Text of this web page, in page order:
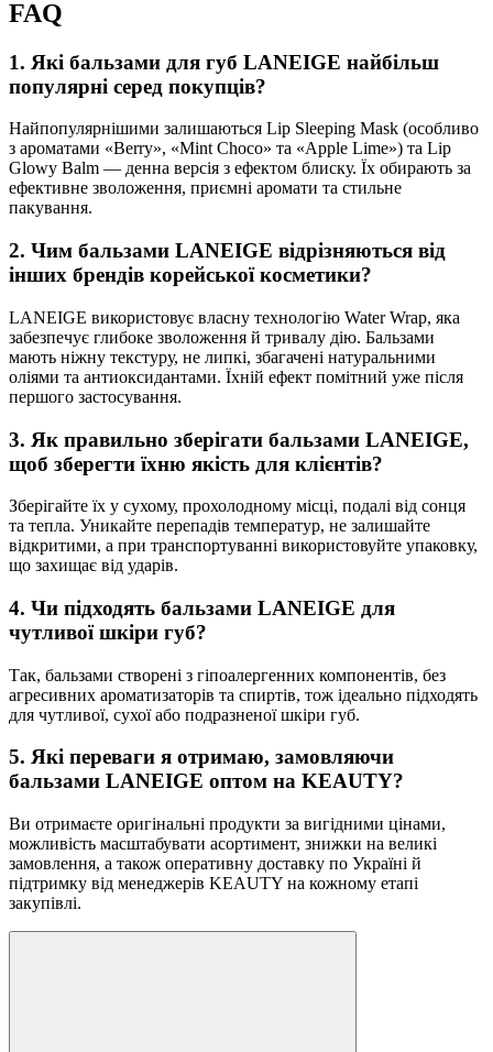
FAQ
1. Які бальзами для губ LANEIGE найбільш
популярні серед покупців?
Найпопулярнішими залишаються Lip Sleeping Mask (особливо
з ароматами «Berry», «Mint Choco» та «Apple Lime») та Lip
Glowy Balm — денна версія з ефектом блиску. Їх обирають за
ефективне зволоження, приємні аромати та стильне
пакування.
2. Чим бальзами LANEIGE відрізняються від
інших брендів корейської косметики?
LANEIGE використовує власну технологію Water Wrap, яка
забезпечує глибоке зволоження й тривалу дію. Бальзами
мають ніжну текстуру, не липкі, збагачені натуральними
оліями та антиоксидантами. Їхній ефект помітний уже після
першого застосування.
3. Як правильно зберігати бальзами LANEIGE,
щоб зберегти їхню якість для клієнтів?
Зберігайте їх у сухому, прохолодному місці, подалі від сонця
та тепла. Уникайте перепадів температур, не залишайте
відкритими, а при транспортуванні використовуйте упаковку,
що захищає від ударів.
4. Чи підходять бальзами LANEIGE для
чутливої шкіри губ?
Так, бальзами створені з гіпоалергенних компонентів, без
агресивних ароматизаторів та спиртів, тож ідеально підходять
для чутливої, сухої або подразненої шкіри губ.
5. Які переваги я отримаю, замовляючи
бальзами LANEIGE оптом на KEAUTY?
Ви отримаєте оригінальні продукти за вигідними цінами,
можливість масштабувати асортимент, знижки на великі
замовлення, а також оперативну доставку по Україні й
підтримку від менеджерів KEAUTY на кожному етапі
закупівлі.